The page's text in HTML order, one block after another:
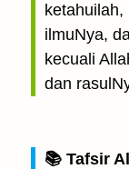
ilmuNya,
kecuali
dan
📚 Tafsir